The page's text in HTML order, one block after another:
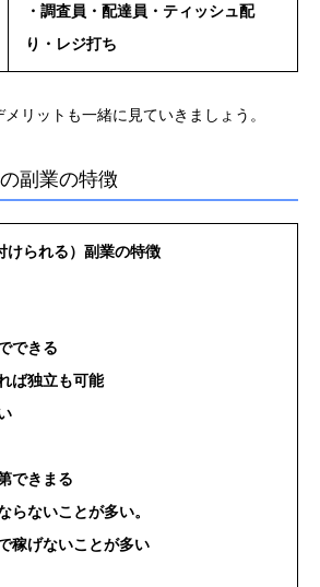
・調査員・配達員・ティッシュ配
り・レジ打ち
リットも一緒に見ていきましょう。
副業の特徴
けられる）副業の特徴
できる
ば独立も可能
できまる
らないことが多い。
稼げないことが多い